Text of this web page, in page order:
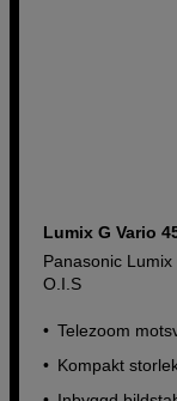
Lumix G Vario
Panasonic
O.I.S
Telezoom
Kompakt